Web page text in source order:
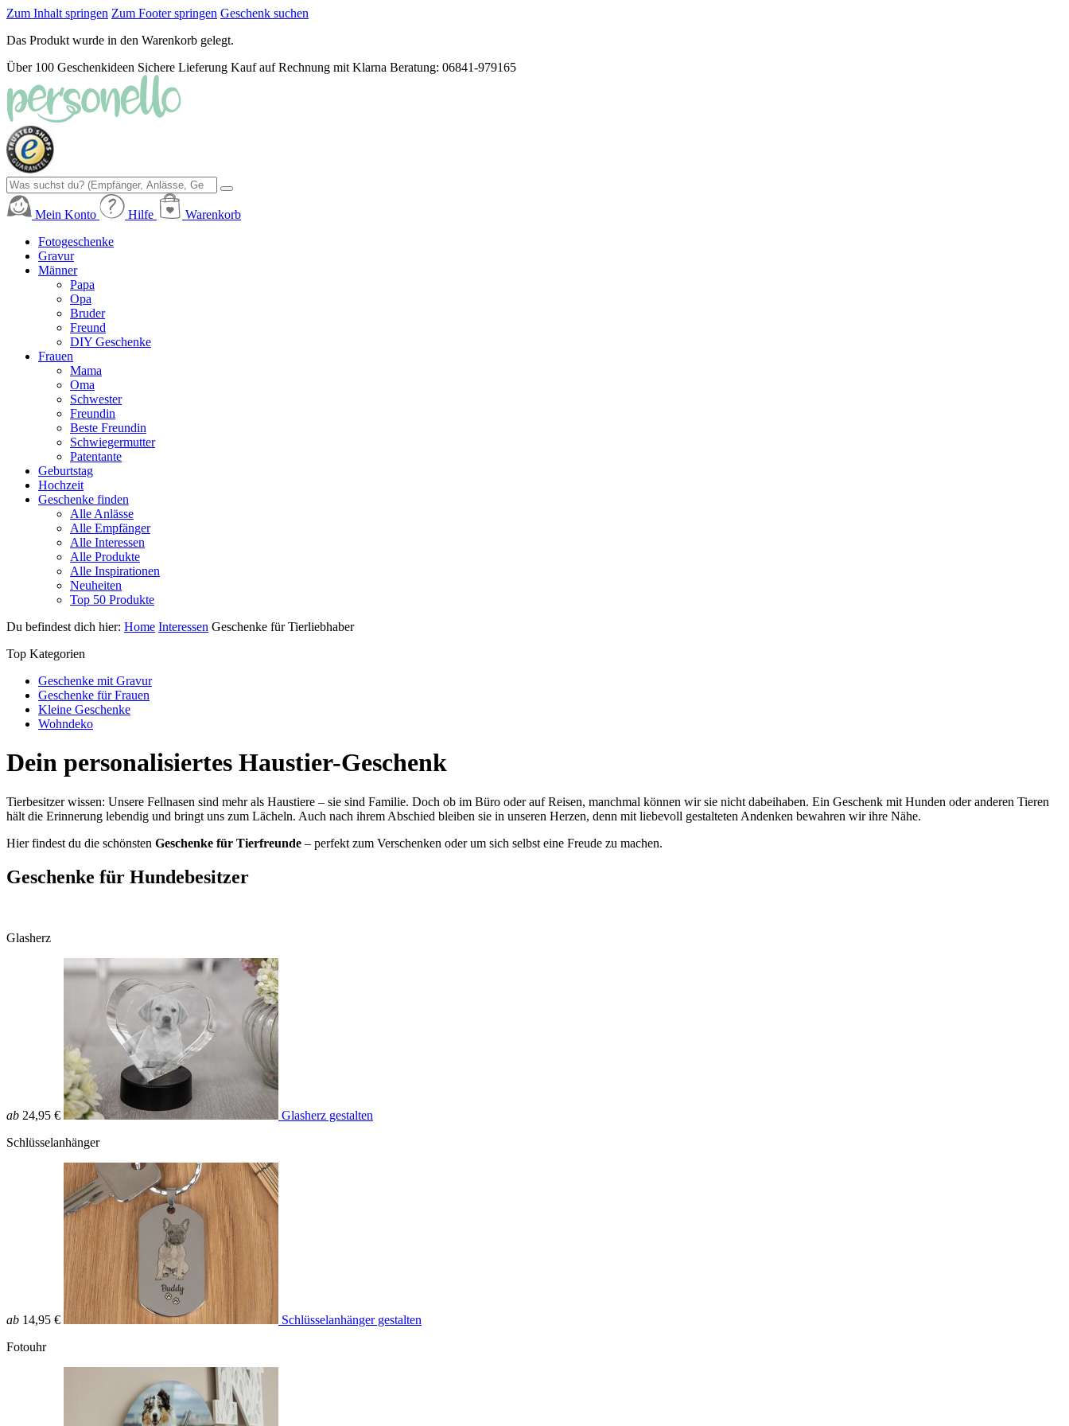
Zum Inhalt springen Zum Footer springen Geschenk suchen
Das Produkt wurde in den Warenkorb gelegt.
Über 100 Geschenkideen Sichere Lieferung Kauf auf Rechnung mit Klarna Beratung: 06841-979165
Mein Konto Hilfe
Warenkorb
Fotogeschenke
Gravur
Männer
Papa
Opa
Bruder
Freund
DIY Geschenke
Frauen
Mama
Oma
Schwester
Freundin
Beste Freundin
Schwiegermutter
Patentante
Geburtstag
Hochzeit
Geschenke finden
Alle Anlässe
Alle Empfänger
Alle Interessen
Alle Produkte
Alle Inspirationen
Neuheiten
Top 50 Produkte
Du befindest dich hier: Home Interessen Geschenke für Tierliebhaber
Top Kategorien
Geschenke mit Gravur
Geschenke für Frauen
Kleine Geschenke
Wohndeko
Dein personalisiertes Haustier-Geschenk
Tierbesitzer wissen: Unsere Fellnasen sind mehr als Haustiere – sie sind Familie. Doch ob im Büro oder auf Reisen, manchmal können wir sie nicht dabeihaben. Ein Geschenk mit Hunden oder anderen Tieren
hält die Erinnerung lebendig und bringt uns zum Lächeln. Auch nach ihrem Abschied bleiben sie in unseren Herzen, denn mit liebevoll gestalteten Andenken bewahren wir ihre Nähe.
Hier findest du die schönsten Geschenke für Tierfreunde – perfekt zum Verschenken oder um sich selbst eine Freude zu machen.
Geschenke für Hundebesitzer
Glasherz
ab 24,95 €
Glasherz gestalten
Schlüsselanhänger
ab 14,95 €
Schlüsselanhänger gestalten
Fotouhr